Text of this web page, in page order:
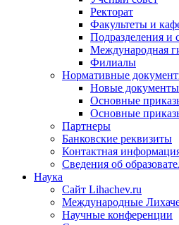
Ректорат
Факультеты и
Подразделения и
Международная
Филиалы
Нормативные
Новые документы
Основные
Основные
Партнеры
Банковские реквизиты
Контактная
Сведения об
Наука
Сайт Lihachev.ru
Международные
Научные конференции